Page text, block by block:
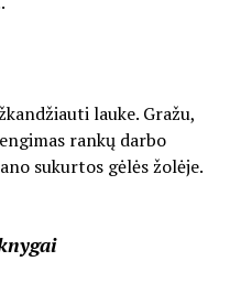
lauke. Gražu,
rankų darbo
sukurtos gėlės žolėje.